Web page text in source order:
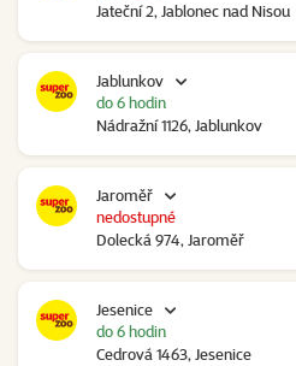
Jateční 2, Jablonec nad Nisou
Jablunkov
Nádražní 1126, Jablunkov
do 6 hodin
Jaroměř
Dolecká 974, Jaroměř
nedostupné
Jesenice
Cedrová 1463, Jesenice
do 6 hodin